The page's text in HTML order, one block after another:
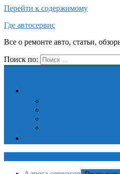
Перейти к содержимому
Где автосервис
Все о ремонте авто, статьи,
Поиск по: